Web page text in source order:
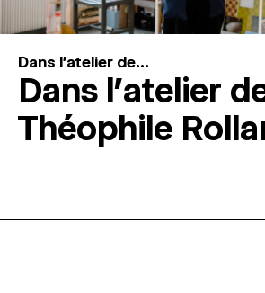
Dans l'atelier de...
Dans l’atelier
Théophile